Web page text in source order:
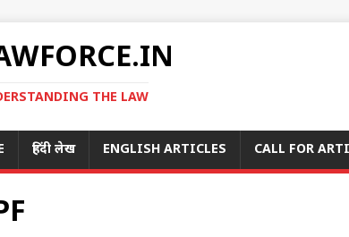
THE LAW
हिंदी लेख ENGLISH ARTICLES CALL FOR